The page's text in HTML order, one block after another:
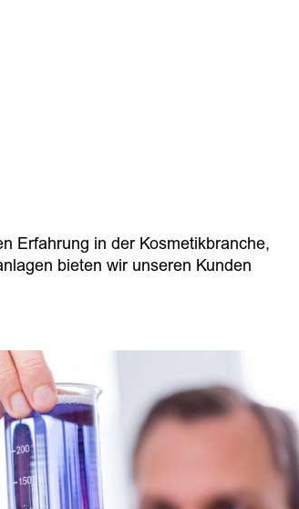
Erfahrung in der Kosmetikbranche,
bieten wir unseren Kunden